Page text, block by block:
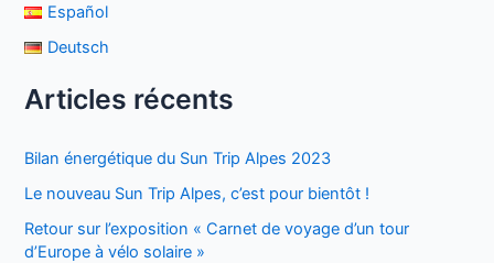
Español
Deutsch
Articles récents
Bilan énergétique du Sun Trip Alpes 2023
Le nouveau Sun Trip Alpes, c’est pour bientôt !
Retour sur l’exposition « Carnet de voyage d’un tour
d’Europe à vélo solaire »